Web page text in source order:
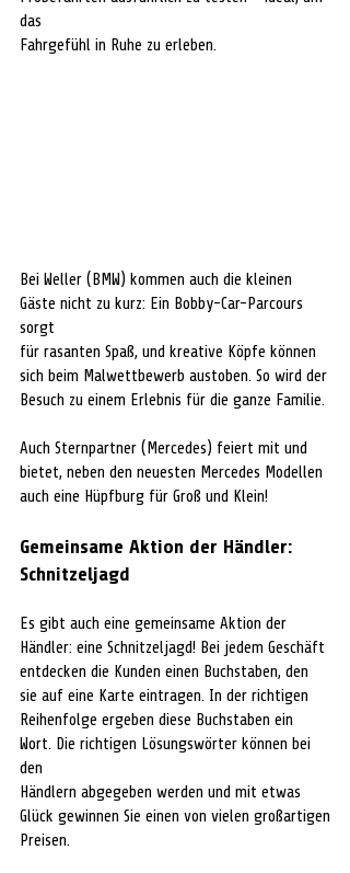
das
Fahrgefühl in Ruhe zu erleben.
Bei Weller (BMW) kommen auch die kleinen
Gäste nicht zu kurz: Ein Bobby-Car-Parcours
sorgt
für rasanten Spaß, und kreative Köpfe können
sich beim Malwettbewerb austoben. So wird der
Besuch zu einem Erlebnis für die ganze Familie.
Auch Sternpartner (Mercedes) feiert mit und
bietet, neben den neuesten Mercedes Modellen
auch eine Hüpfburg für Groß und Klein!
Gemeinsame Aktion der Händler:
Schnitzeljagd
Es gibt auch eine gemeinsame Aktion der
Händler: eine Schnitzeljagd! Bei jedem Geschäft
entdecken die Kunden einen Buchstaben, den
sie auf eine Karte eintragen. In der richtigen
Reihenfolge ergeben diese Buchstaben ein
Wort. Die richtigen Lösungswörter können bei
den
Händlern abgegeben werden und mit etwas
Glück gewinnen Sie einen von vielen großartigen
Preisen.